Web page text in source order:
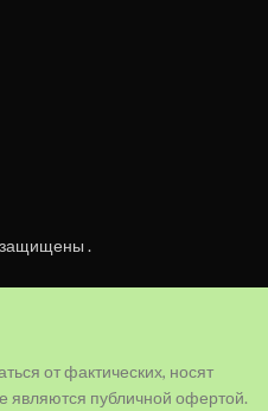
защищены .
от фактических, носят
являются публичной офертой.